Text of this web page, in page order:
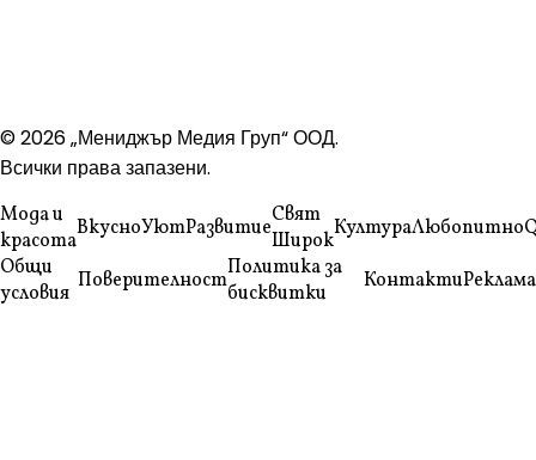
© 2026 „Мениджър Медия Груп“ ООД.
Всички права запазени.
Мода и
красотаВкусноУютРазвитиеСвят
ШирокКултураЛюбопитно
Общи
условия ПоверителностПолитика за
бисквитки
КонтактиРеклама